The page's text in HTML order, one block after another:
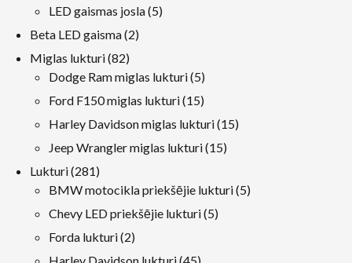
produkti
LED gaismas josla 55
Beta LED gaisma 22
Miglas lukturi 8282
produkti
Dodge Ram miglas lukturi 55
produkti
Ford F150 miglas lukturi 1515
produkti
Harley Davidson miglas lukturi 1515
Jeep Wrangler miglas lukturi 1515
Lukturi 281281
produkti
BMW motocikla priekšējie lukturi 55
Chevy LED priekšējie lukturi 55
Forda lukturi 22
produkti
45